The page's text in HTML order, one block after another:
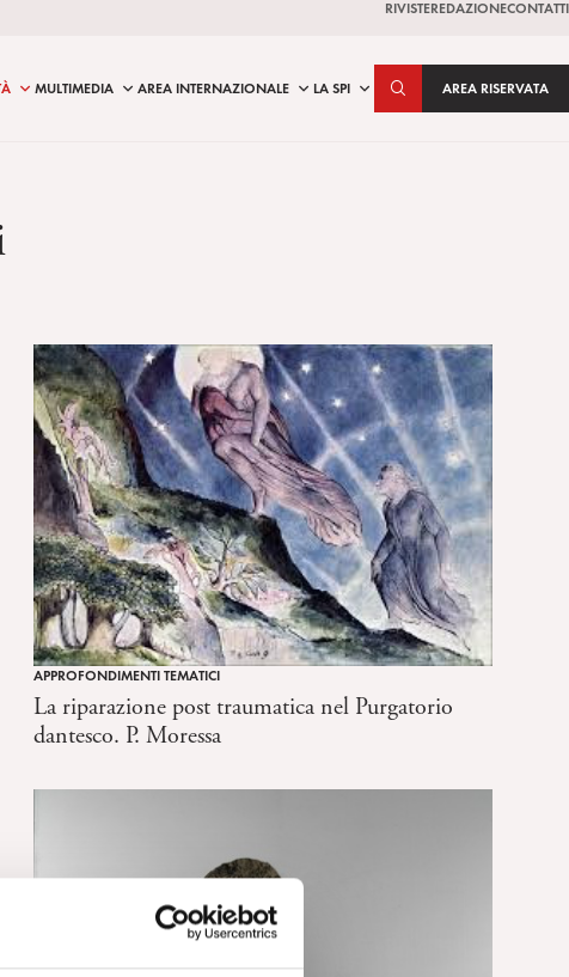
RIVISTEREDAZIONECONTATTI
MULTIMEDIA AREA INTERNAZIONALE LA SPI AREA RISERVATA
APPROFONDIMENTI TEMATICI
La riparazione post traumatica nel Purgatorio
dantesco. P. Moressa